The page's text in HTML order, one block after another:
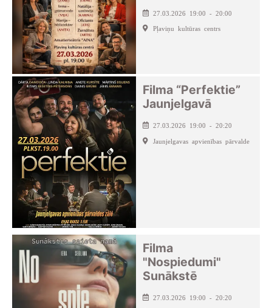
27.03.2026 19:00 - 20:00
Pļaviņu kultūras centrs
Filma “Perfektie”
Jaunjelgavā
27.03.2026 19:00 - 20:20
Jaunjelgavas apvienības pārvalde
Filma
"Nospiedumi"
Sunākstē
27.03.2026 19:00 - 20:20